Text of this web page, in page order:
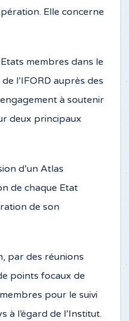
Elle concerne
membres dans le
l’IFORD auprès des
à soutenir
deux principaux
d’un Atlas
de chaque Etat
de son
par des réunions
points focaux de
pour le suivi
à l’égard de l’Institut.